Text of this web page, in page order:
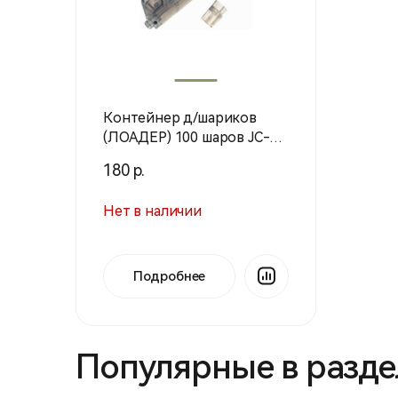
Контейнер д/шариков
(ЛОАДЕР) 100 шаров JC-
180 р.
Нет в наличии
Подробнее
Популярные в